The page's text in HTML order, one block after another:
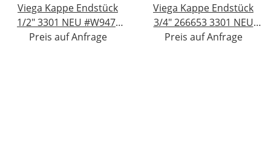
Viega Kappe Endstück
1/2" 3301 NEU #W947-
584
Preis auf Anfrage
Viega Kappe Endstück
3/4" 266653 3301 NEU
#W945-584
Preis auf Anfrage